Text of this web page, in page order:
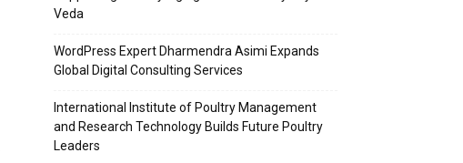
Veda
WordPress Expert Dharmendra Asimi Expands
Global Digital Consulting Services
International Institute of Poultry Management
and Research Technology Builds Future Poultry
Leaders